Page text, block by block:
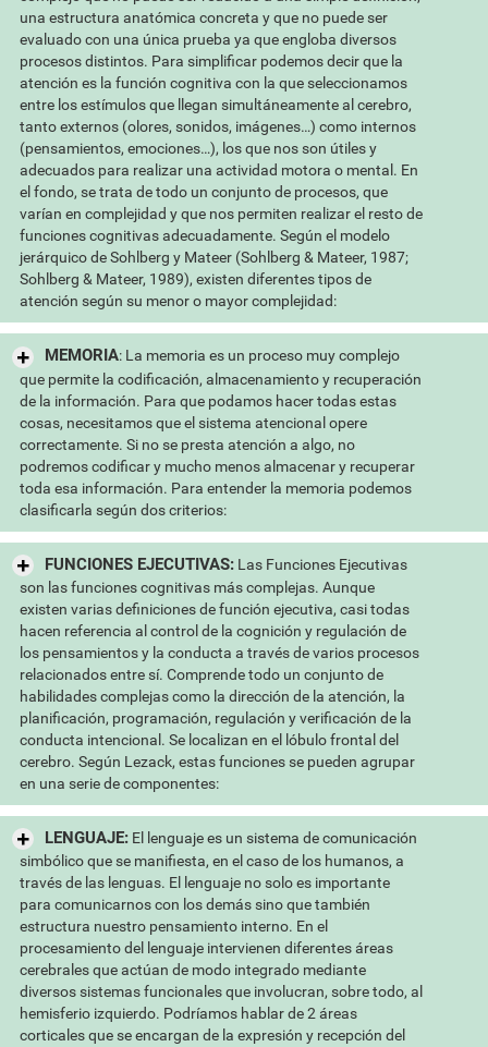
una estructura anatómica concreta y que no puede ser
evaluado con una única prueba ya que engloba diversos
procesos distintos. Para simplificar podemos decir que la
atención es la función cognitiva con la que seleccionamos
entre los estímulos que llegan simultáneamente al cerebro,
tanto externos (olores, sonidos, imágenes…) como internos
(pensamientos, emociones…), los que nos son útiles y
adecuados para realizar una actividad motora o mental. En
el fondo, se trata de todo un conjunto de procesos, que
varían en complejidad y que nos permiten realizar el resto de
funciones cognitivas adecuadamente. Según el modelo
jerárquico de Sohlberg y Mateer (Sohlberg & Mateer, 1987;
Sohlberg & Mateer, 1989), existen diferentes tipos de
atención según su menor o mayor complejidad:
MEMORIA: La memoria es un proceso muy complejo
que permite la codificación, almacenamiento y recuperación
de la información. Para que podamos hacer todas estas
cosas, necesitamos que el sistema atencional opere
correctamente. Si no se presta atención a algo, no
podremos codificar y mucho menos almacenar y recuperar
toda esa información. Para entender la memoria podemos
clasificarla según dos criterios:
FUNCIONES EJECUTIVAS:Las Funciones Ejecutivas
son las funciones cognitivas más complejas. Aunque
existen varias definiciones de función ejecutiva, casi todas
hacen referencia al control de la cognición y regulación de
los pensamientos y la conducta a través de varios procesos
relacionados entre sí. Comprende todo un conjunto de
habilidades complejas como la dirección de la atención, la
planificación, programación, regulación y verificación de la
conducta intencional. Se localizan en el lóbulo frontal del
cerebro. Según Lezack, estas funciones se pueden agrupar
en una serie de componentes:
LENGUAJE:El lenguaje es un sistema de comunicación
simbólico que se manifiesta, en el caso de los humanos, a
través de las lenguas. El lenguaje no solo es importante
para comunicarnos con los demás sino que también
estructura nuestro pensamiento interno. En el
procesamiento del lenguaje intervienen diferentes áreas
cerebrales que actúan de modo integrado mediante
diversos sistemas funcionales que involucran, sobre todo, al
hemisferio izquierdo. Podríamos hablar de 2 áreas
corticales que se encargan de la expresión y recepción del